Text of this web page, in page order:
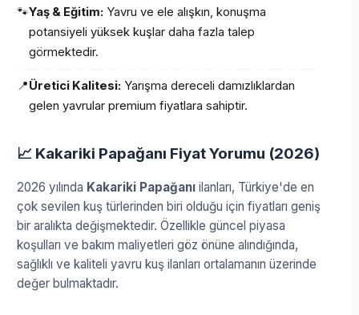
🐾Yaş & Eğitim: Yavru ve ele alışkın, konuşma
potansiyeli yüksek kuşlar daha fazla talep
görmektedir.
📍Üretici Kalitesi: Yarışma dereceli damızlıklardan
gelen yavrular premium fiyatlara sahiptir.
📈 Kakariki Papağanı Fiyat Yorumu (2026)
2026 yılında Kakariki Papağanı ilanları, Türkiye'de en
çok sevilen kuş türlerinden biri olduğu için fiyatları geniş
bir aralıkta değişmektedir. Özellikle güncel piyasa
koşulları ve bakım maliyetleri göz önüne alındığında,
sağlıklı ve kaliteli yavru kuş ilanları ortalamanın üzerinde
değer bulmaktadır.